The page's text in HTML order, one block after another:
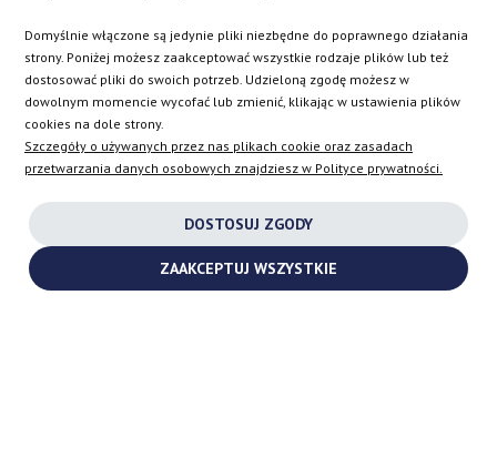
SK
FACEBOOK
Domyślnie włączone są jedynie pliki niezbędne do poprawnego działania
strony. Poniżej możesz zaakceptować wszystkie rodzaje plików lub też
dostosować pliki do swoich potrzeb. Udzieloną zgodę możesz w
dowolnym momencie wycofać lub zmienić, klikając w ustawienia plików
cookies na dole strony.
Szczegóły o używanych przez nas plikach cookie oraz zasadach
przetwarzania danych osobowych znajdziesz w Polityce prywatności.
DOSTOSUJ ZGODY
ZAAKCEPTUJ WSZYSTKIE